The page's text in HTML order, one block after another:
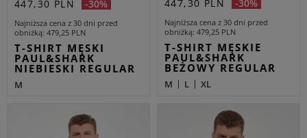
447,30 PLN -30%
Najniższa cena z 30 dni przed
obniżką 479,25 PLN
T-SHIRT MĘSKI
PAUL&SHARK
NIEBIESKI REGULAR
M
447,30 PLN -30%
Najniższa cena z 30 dni przed
obniżką 479,25 PLN
T-SHIRT MĘSKIE
PAUL&SHARK
BEŻOWY REGULAR
M L XL